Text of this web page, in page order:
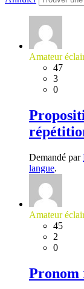
Amateur
47
3
0
Demandé par
langue.
Amateur
45
2
0
Pronom